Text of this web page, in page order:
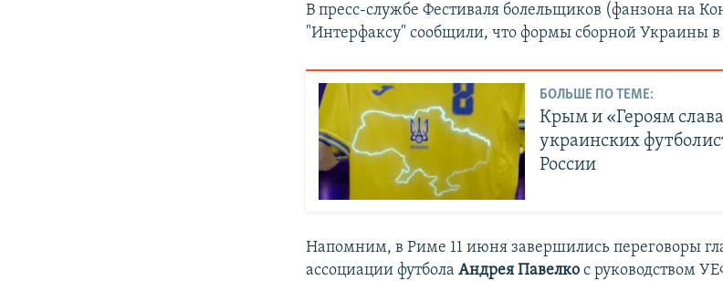
В пресс-службе Фестиваля болельщиков (фанзона на
"Интерфаксу" сообщили, что формы сборной Украины в
БОЛЬШЕ ПО ТЕМЕ:
Крым и «Героям
украинских
России
Напомним, в Риме 11 июня завершились переговоры
ассоциации футболаАндрея Павелко с руководством